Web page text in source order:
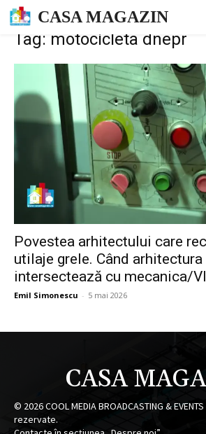
CASA MAGAZIN
Tag: motocicleta dnepr
Povestea arhitectului care
utilaje grele. Când arhitectura
intersectează cu mecanica/
Emil Simonescu - 5 mai 2026
CASA
© 2026COOL MEDIA BROADCASTING &
rezervate.